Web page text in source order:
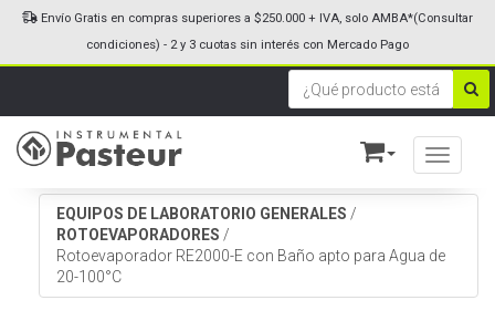
Toggle
Envío Gratis en compras superiores a $250.000 + IVA, solo AMBA*(Consultar
condiciones) - 2 y 3 cuotas sin interés con Mercado Pago
EQUIPOS DE LABORATORIO GENERALES /
ROTOEVAPORADORES /
Rotoevaporador RE2000-E con Baño apto para Agua de
20-100°C